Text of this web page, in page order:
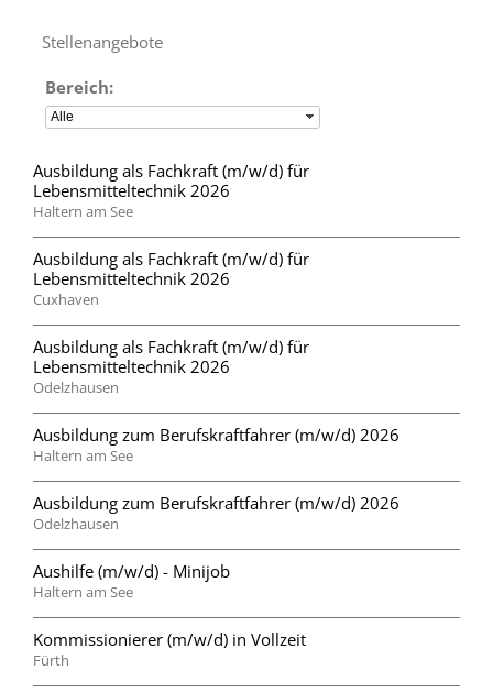
Stellenangebote
Bereich:
Alle
Ausbildung als Fachkraft (m/w/d) für
Lebensmitteltechnik 2026
Haltern am See
Ausbildung als Fachkraft (m/w/d) für
Lebensmitteltechnik 2026
Cuxhaven
Ausbildung als Fachkraft (m/w/d) für
Lebensmitteltechnik 2026
Odelzhausen
Ausbildung zum Berufskraftfahrer (m/w/d) 2026
Haltern am See
Ausbildung zum Berufskraftfahrer (m/w/d) 2026
Odelzhausen
Aushilfe (m/w/d) - Minijob
Haltern am See
Kommissionierer (m/w/d) in Vollzeit
Fürth